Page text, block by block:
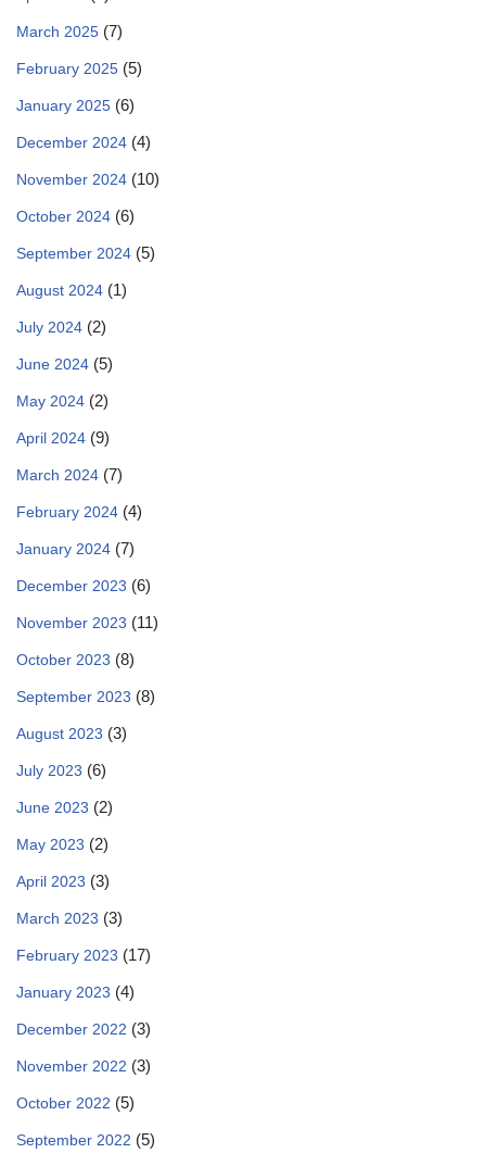
March 2025 (7)
February 2025 (5)
January 2025 (6)
December 2024 (4)
November 2024 (10)
October 2024 (6)
September 2024 (5)
August 2024 (1)
July 2024 (2)
June 2024 (5)
May 2024 (2)
April 2024 (9)
March 2024 (7)
February 2024 (4)
January 2024 (7)
December 2023 (6)
November 2023 (11)
October 2023 (8)
September 2023 (8)
August 2023 (3)
July 2023 (6)
June 2023 (2)
May 2023 (2)
April 2023 (3)
March 2023 (3)
February 2023 (17)
January 2023 (4)
December 2022 (3)
November 2022 (3)
October 2022 (5)
September 2022 (5)